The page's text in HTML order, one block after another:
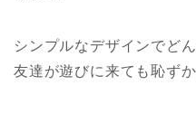
シンプルなデザインでど
友達が遊びに来ても恥ず